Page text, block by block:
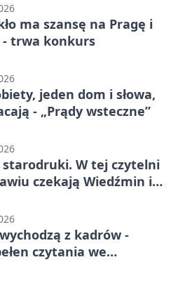
ma szansę na Pragę i
trwa konkurs
jeden dom i słowa,
- „Prądy wsteczne”
W tej czytelni
czekają Wiedźmin i
z kadrów -
czytania we